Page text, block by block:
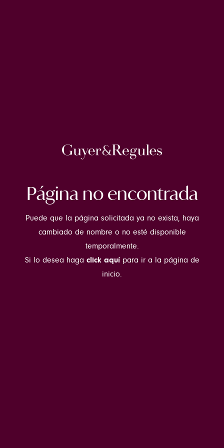
Página no encontrada
Puede que la página solicitada ya no exista, haya
cambiado de nombre o no esté disponible
temporalmente.
Si lo desea haga click aquípara ir a la página de
inicio.